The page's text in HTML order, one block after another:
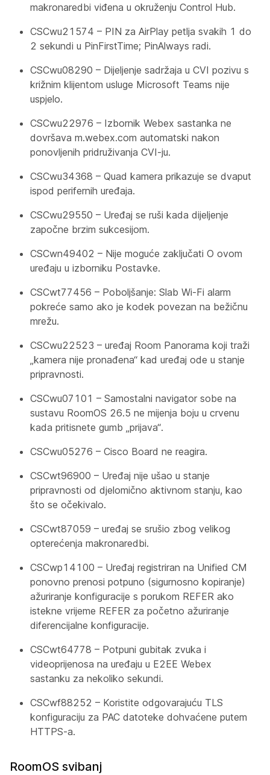
makronaredbi viđena u okruženju Control Hub.
CSCwu21574 – PIN za AirPlay petlja svakih 1 do
2 sekundi u PinFirstTime; PinAlways radi.
CSCwu08290 – Dijeljenje sadržaja u CVI pozivu s
križnim klijentom usluge Microsoft Teams nije
uspjelo.
CSCwu22976 – Izbornik Webex sastanka ne
dovršava m.webex.com automatski nakon
ponovljenih pridruživanja CVI-ju.
CSCwu34368 – Quad kamera prikazuje se dvaput
ispod perifernih uređaja.
CSCwu29550 – Uređaj se ruši kada dijeljenje
započne brzim sukcesijom.
CSCwn49402 – Nije moguće zaključati O ovom
uređaju u izborniku Postavke.
CSCwt77456 – Poboljšanje: Slab Wi-Fi alarm
pokreće samo ako je kodek povezan na bežičnu
mrežu.
CSCwu22523 – uređaj Room Panorama koji traži
„kamera nije pronađena“ kad uređaj ode u stanje
pripravnosti.
CSCwu07101 – Samostalni navigator sobe na
sustavu RoomOS 26.5 ne mijenja boju u crvenu
kada pritisnete gumb „prijava“.
CSCwu05276 – Cisco Board ne reagira.
CSCwt96900 – Uređaj nije ušao u stanje
pripravnosti od djelomično aktivnom stanju, kao
što se očekivalo.
CSCwt87059 – uređaj se srušio zbog velikog
opterećenja makronaredbi.
CSCwp14100 – Uređaj registriran na Unified CM
ponovno prenosi potpuno (sigurnosno kopiranje)
ažuriranje konfiguracije s porukom REFER ako
istekne vrijeme REFER za početno ažuriranje
diferencijalne konfiguracije.
CSCwt64778 – Potpuni gubitak zvuka i
videoprijenosa na uređaju u E2EE Webex
sastanku za nekoliko sekundi.
CSCwf88252 – Koristite odgovarajuću TLS
konfiguraciju za PAC datoteke dohvaćene putem
HTTPS-a.
RoomOS svibanj